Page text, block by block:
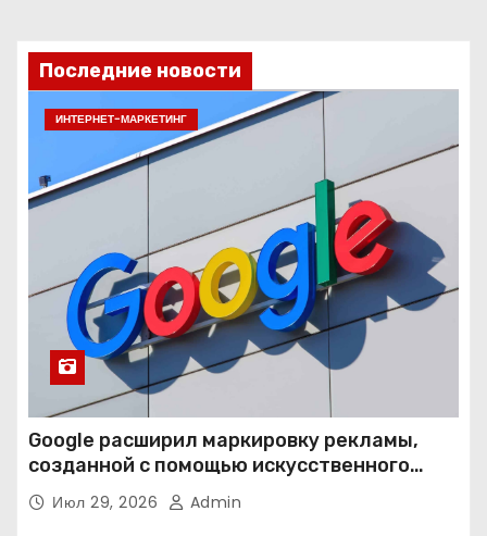
Последние новости
ИНТЕРНЕТ-МАРКЕТИНГ
Google расширил маркировку рекламы,
созданной с помощью искусственного
интеллекта
Июл 29, 2026 Admin